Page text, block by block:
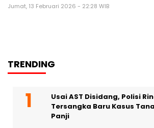
Jumat, 13 Februari 2026 - 22:28 WIB
TRENDING
Usai AST Disidang, Polisi
Tersangka Baru Kasus
Panji